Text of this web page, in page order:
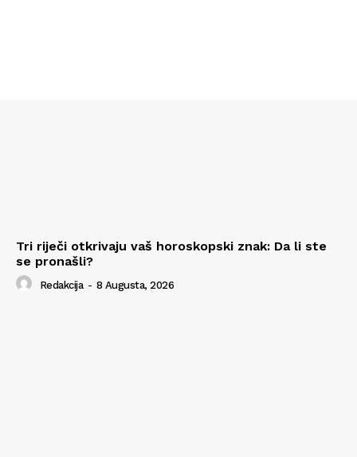
Tri riječi otkrivaju vaš horoskopski znak: Da li ste
se pronašli?
Redakcija - 8 Augusta, 2026